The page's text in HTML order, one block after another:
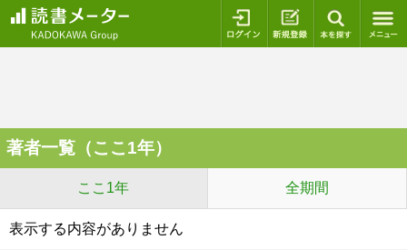
ログイン 新規登録
著者一覧（ここ1年）
ここ1年 全期間
表示する内容がありません